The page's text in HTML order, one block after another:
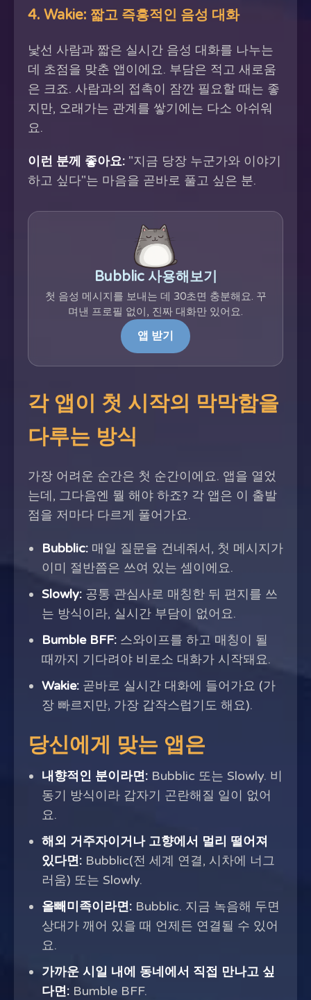
4. Wakie: 짧고 즉흥적인 음성 대화
낯선 사람과 짧은 실시간 음성 대화를 나누는
데 초점을 맞춘 앱이에요. 부담은 적고 새로움
은 크죠. 사람과의 접촉이 잠깐 필요할 때는 좋
지만, 오래가는 관계를 쌓기에는 다소 아쉬워
요.
이런 분께 좋아요: "지금 당장 누군가와 이야기
하고 싶다"는 마음을 곧바로 풀고 싶은 분.
Bubblic 사용해보기
첫 음성 메시지를 보내는 데 30초면 충분해요. 꾸
며낸 프로필 없이, 진짜 대화만 있어요.
앱 받기
각 앱이 첫 시작의 막막함을
다루는 방식
가장 어려운 순간은 첫 순간이에요. 앱을 열었
는데, 그다음엔 뭘 해야 하죠? 각 앱은 이 출발
점을 저마다 다르게 풀어가요.
Bubblic: 매일 질문을 건네줘서, 첫 메시지가
이미 절반쯤은 쓰여 있는 셈이에요.
Slowly: 공통 관심사로 매칭한 뒤 편지를 쓰
는 방식이라, 실시간 부담이 없어요.
Bumble BFF: 스와이프를 하고 매칭이 될
때까지 기다려야 비로소 대화가 시작돼요.
Wakie: 곧바로 실시간 대화에 들어가요 (가
장 빠르지만, 가장 갑작스럽기도 해요).
당신에게 맞는 앱은
내향적인 분이라면: Bubblic 또는 Slowly. 비
동기 방식이라 갑자기 곤란해질 일이 없어
요.
해외 거주자이거나 고향에서 멀리 떨어져
있다면: Bubblic(전 세계 연결, 시차에 너그
러움) 또는 Slowly.
올빼미족이라면: Bubblic. 지금 녹음해 두면
상대가 깨어 있을 때 언제든 연결될 수 있어
요.
가까운 시일 내에 동네에서 직접 만나고 싶
다면: Bumble BFF.